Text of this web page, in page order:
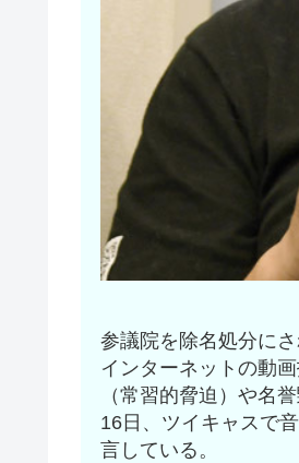
参議院を除名処分に
インターネットの動
（常習的脅迫）や名
16日、ツイキャスで
言している。